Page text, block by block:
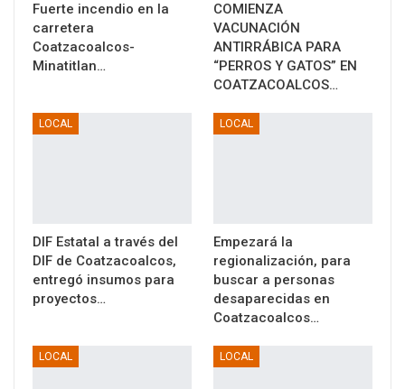
Fuerte incendio en la
carretera
Coatzacoalcos-
Minatitlan…
COMIENZA
VACUNACIÓN
ANTIRRÁBICA PARA
“PERROS Y GATOS” EN
COATZACOALCOS…
LOCAL
DIF Estatal a través del
DIF de Coatzacoalcos,
entregó insumos para
proyectos…
LOCAL
Empezará la
regionalización, para
buscar a personas
desaparecidas en
Coatzacoalcos…
LOCAL LOCAL